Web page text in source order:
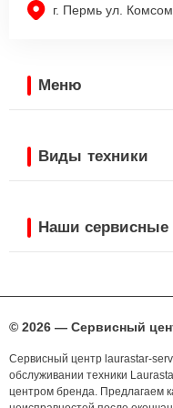
г. Пермь ул.
Меню
Виды техники
Наши сервисные
© 2026 — Сервисный
Сервисный центр laurastar-
обслуживании техники
центром бренда. Предлагаем